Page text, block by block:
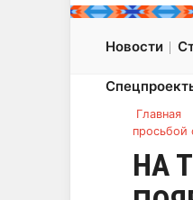
Новости
Главная
просьбой
НА